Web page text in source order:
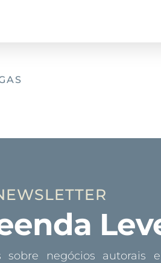
sobre negócios autorais